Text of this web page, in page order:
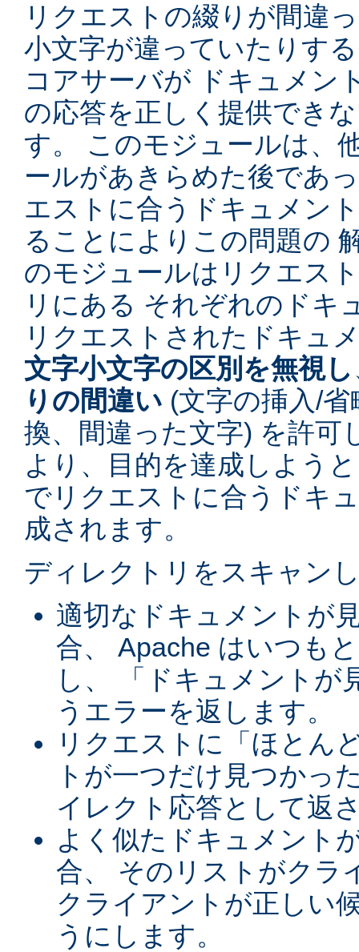
リクエストの綴りが間違
小文字が違っていたりす
コアサーバが ドキュメン
の応答を正しく提供でき
す。 このモジュールは、
ールがあきらめた後であ
エストに合うドキュメン
ることによりこの問題の
のモジュールはリクエス
リにある それぞれのドキ
リクエストされたドキュ
文字小文字の区別を無視し
りの間違い (文字の挿入/
換、間違った文字) を許可
より、目的を達成しよう
でリクエストに合うドキ
成されます。
ディレクトリをスキャン
適切なドキュメントが
合、 Apache はいつも
し、 「ドキュメントが
うエラーを返します。
リクエストに「ほとん
トが一つだけ見つかっ
イレクト応答として返
よく似たドキュメント
合、 そのリストがクラ
クライアントが正しい
うにします。